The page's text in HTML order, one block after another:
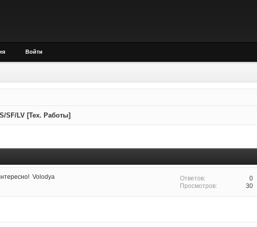
Войти
SF/LV [Тех. Работы]
Volodya
0
30